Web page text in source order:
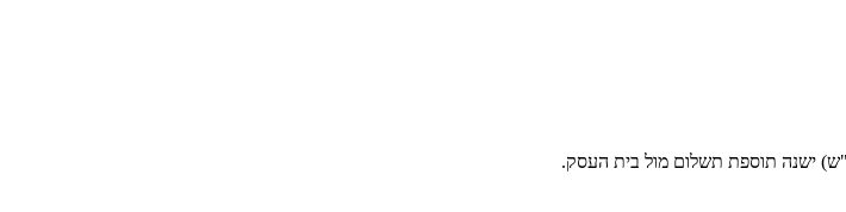
ישנה תוספת תשלום מול בית העסק.